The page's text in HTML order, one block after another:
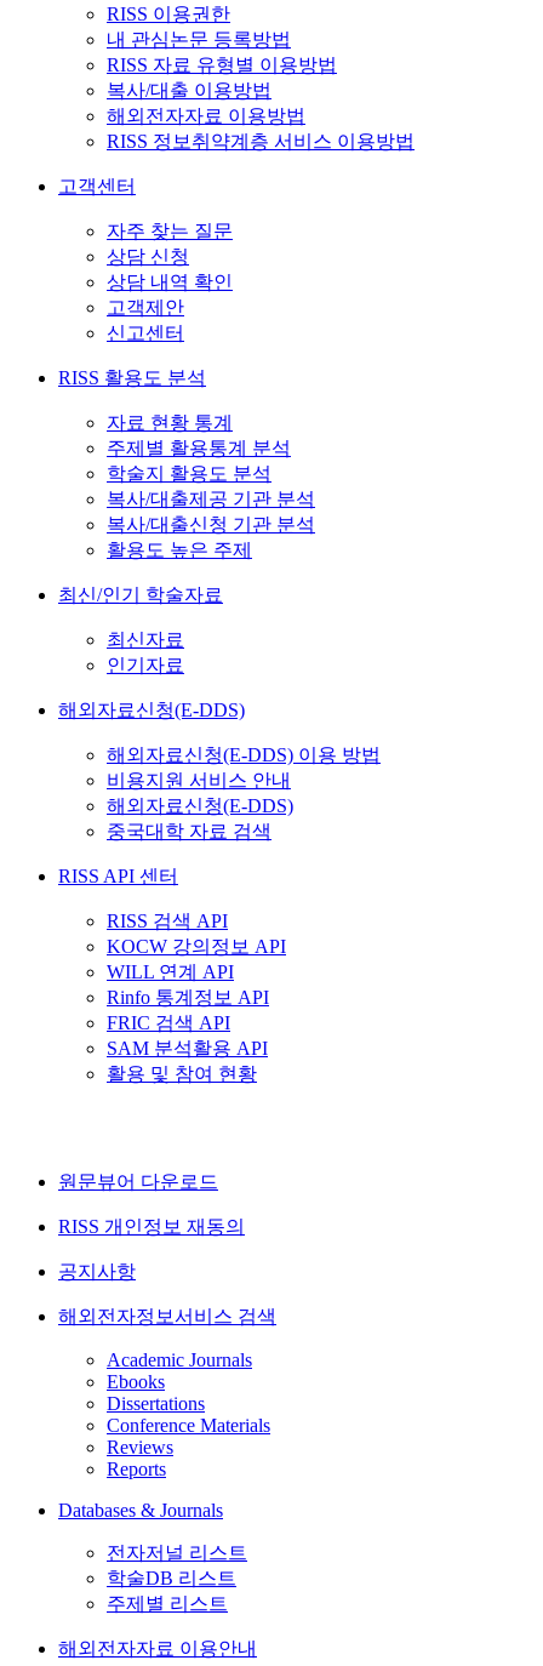
RISS 이용권한
내 관심논문 등록방법
RISS 자료 유형별 이용방법
복사/대출 이용방법
해외전자자료 이용방법
RISS 정보취약계층 서비스 이용방법
고객센터
자주 찾는 질문
상담 신청
상담 내역 확인
고객제안
신고센터
RISS 활용도 분석
자료 현황 통계
주제별 활용통계 분석
학술지 활용도 분석
복사/대출제공 기관 분석
복사/대출신청 기관 분석
활용도 높은 주제
최신/인기 학술자료
최신자료
인기자료
해외자료신청(E-DDS)
해외자료신청(E-DDS) 이용 방법
비용지원 서비스 안내
해외자료신청(E-DDS)
중국대학 자료 검색
RISS API 센터
RISS 검색 API
KOCW 강의정보 API
WILL 연계 API
Rinfo 통계정보 API
FRIC 검색 API
SAM 분석활용 API
활용 및 참여 현황
원문뷰어 다운로드
RISS 개인정보 재동의
공지사항
해외전자정보서비스 검색
Academic Journals
Ebooks
Dissertations
Conference Materials
Reviews
Reports
Databases & Journals
전자저널 리스트
학술DB 리스트
주제별 리스트
해외전자자료 이용안내